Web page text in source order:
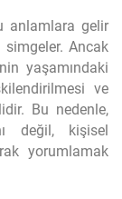
anlamlara gelir
Ancak
yaşamındaki
ve
Bu nedenle,
değil, kişisel
yorumlamak